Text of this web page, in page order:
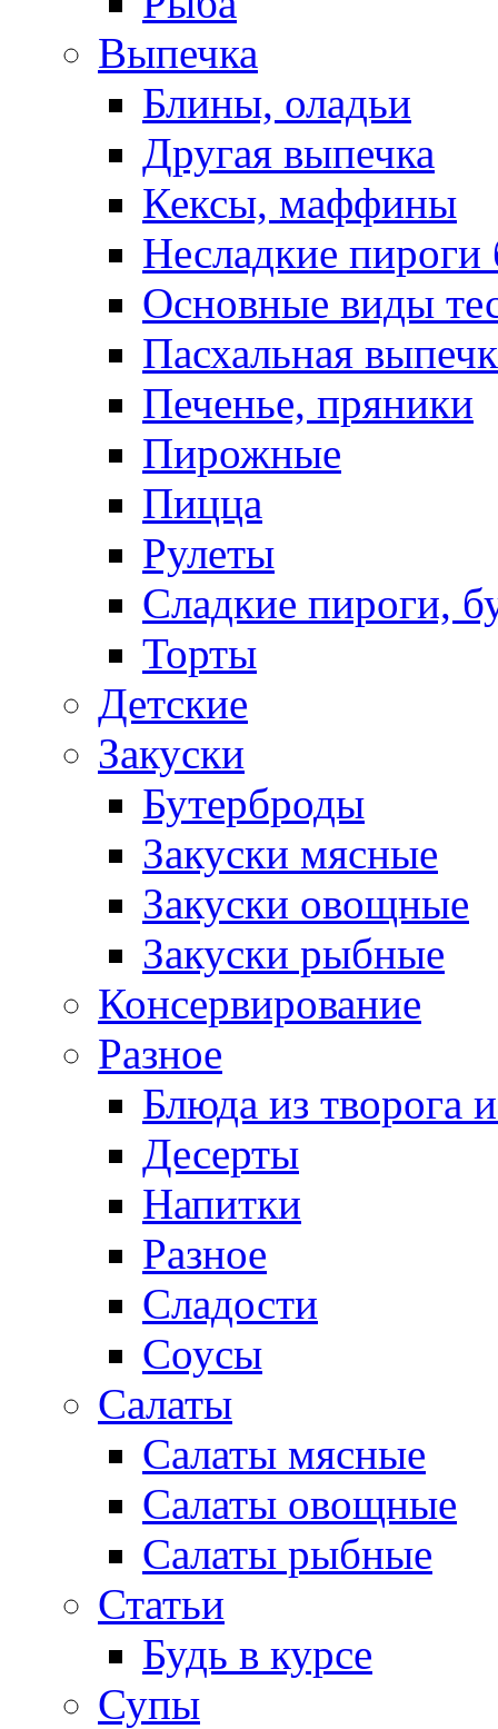
Выпечка
Блины, оладьи
Другая выпечка
Кексы, маффины
Несладкие пироги
Основные виды
Пасхальная
Печенье, пряники
Пирожные
Пицца
Рулеты
Сладкие пироги,
Торты
Детские
Закуски
Бутерброды
Закуски мясные
Закуски овощные
Закуски рыбные
Консервирование
Разное
Блюда из творога
Десерты
Напитки
Разное
Сладости
Соусы
Салаты
Салаты мясные
Салаты овощные
Салаты рыбные
Статьи
Будь в курсе
Супы